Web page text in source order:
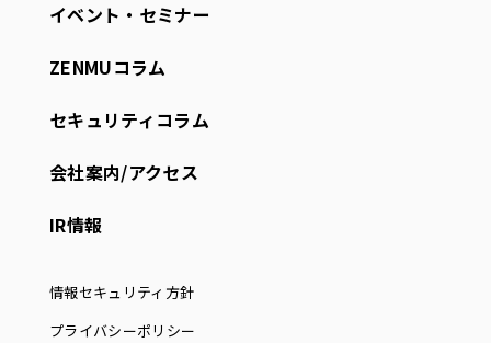
イベント・セミナー
ZENMUコラム
セキュリティコラム
会社案内/アクセス
IR情報
情報セキュリティ方針
プライバシーポリシー